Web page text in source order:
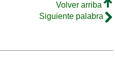
Volver arriba
Siguiente palabra